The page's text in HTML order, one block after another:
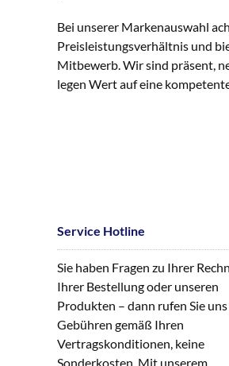
Bei unserer Markenauswahl
Preisleistungsverhältnis und
Mitbewerb. Wir sind präsent,
legen Wert auf eine
Service Hotline
Sie haben Fragen zu Ihrer
Ihrer Bestellung oder unseren
Produkten – dann rufen Sie uns
Gebühren gemäß Ihren
Vertragskonditionen, keine
Sonderkosten. Mit unserem